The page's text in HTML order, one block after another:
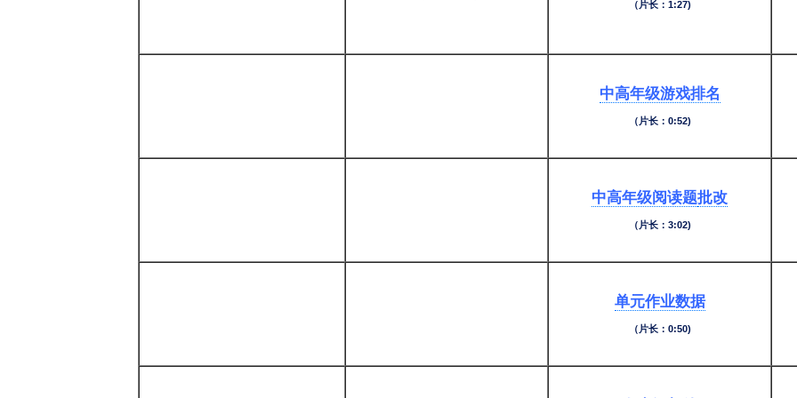
（片长：1:27)
中高年级游戏排名
（片长：0:52)
中高年级阅读题批改
（片长：3:02)
单元作业数据
（片长：0:50)